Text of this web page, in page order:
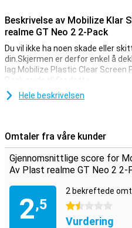
Beskrivelse av Mobilize Klar
realme GT Neo 2 2-Pack
Du vil ikke ha noen skade eller
din.Skjermen er derfor enkel å
lag.Mobilize Plastic Clear Screen
Pack er ideell for dette.
Finner du også riper på skjermen
alltid en ekstra
Disse skjermbeskyttere leveres
Hele beskrivelsen
Omtaler fra våre kunder
Gjennomsnittlige score for
Av Plast realme GT Neo 2 2-
2,5
2 bekreftede
1.5 stjerner
Vurdering